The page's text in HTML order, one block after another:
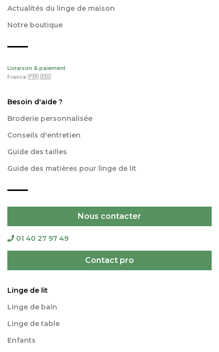
Actualités du linge de maison
Notre boutique
Livraison & paiement
France 🇫🇷 🇪🇺
Besoin d'aide ?
Broderie personnalisée
Conseils d'entretien
Guide des tailles
Guide des matières pour linge de lit
Nous contacter
01 40 27 97 49
Contact pro
Linge de lit
Linge de bain
Linge de table
Enfants